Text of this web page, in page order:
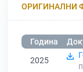
ОРИГИНАЛНИ
Година
2025